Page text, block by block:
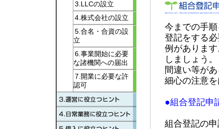
3.LLCの設立
4.株式会社の設立
5.合名・合資の設
立
6.事業開始に必要
な諸機関への届出
7.開業に必要な許
認可
今までの手
登記をする
例がありま
しましょう
間違い等が
細心の注意
●組合登記申
組合登記の